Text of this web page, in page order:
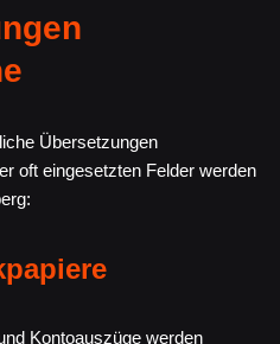
Übersetzungen
oft eingesetzten Felder werden
Kontoauszüge werden